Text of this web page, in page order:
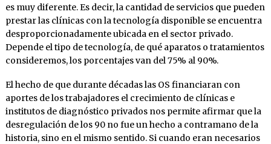
es muy diferente. Es decir, la cantidad de servicios que pueden
prestar las clínicas con la tecnología disponible se encuentra
desproporcionadamente ubicada en el sector privado.
Depende el tipo de tecnología, de qué aparatos o tratamientos
consideremos, los porcentajes van del 75% al 90%.
El hecho de que durante décadas las OS financiaran con
aportes de los trabajadores el crecimiento de clínicas e
institutos de diagnóstico privados nos permite afirmar que la
desregulación de los 90 no fue un hecho a contramano de la
historia, sino en el mismo sentido. Si cuando eran necesarios